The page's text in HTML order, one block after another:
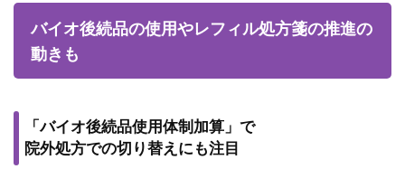
バイオ後続品の使用やレフィル処方箋の推進の
動きも
「バイオ後続品使用体制加算」で
院外処方での切り替えにも注目